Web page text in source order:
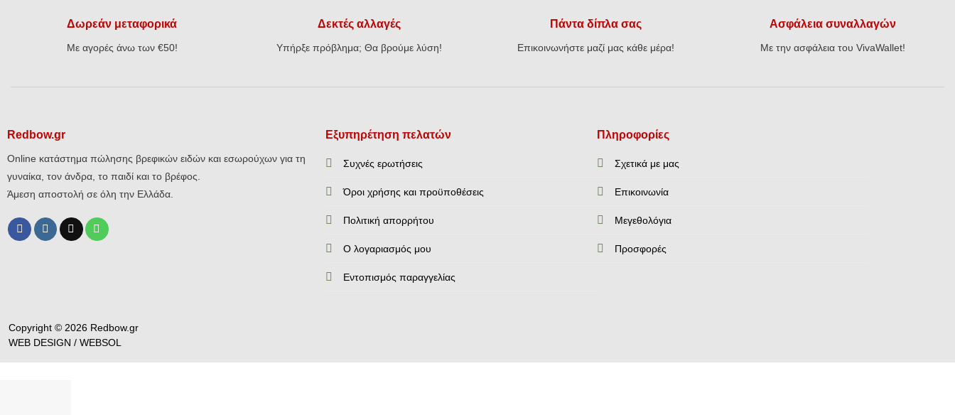
Δωρεάν μεταφορικά
Με αγορές άνω των €50!
Δεκτές αλλαγές
Υπήρξε πρόβλημα; Θα βρούμε λύση!
Πάντα δίπλα σας
Επικοινωνήστε μαζί μας κάθε μέρα!
Ασφάλεια συναλλαγών
Με την ασφάλεια του VivaWallet!
Redbow.gr
Online κατάστημα πώλησης βρεφικών ειδών και εσωρούχων για τη
γυναίκα, τον άνδρα, το παιδί και το βρέφος.
Άμεση αποστολή σε όλη την Ελλάδα.
Εξυπηρέτηση πελατών
Συχνές ερωτήσεις
Όροι χρήσης και προϋποθέσεις
Πολιτική απορρήτου
Ο λογαριασμός μου
Εντοπισμός παραγγελίας
Πληροφορίες
Σχετικά με μας
Επικοινωνία
Mεγεθολόγια
Προσφορές
Copyright © 2026 Redbow.gr
WEB DESIGN / WEBSOL